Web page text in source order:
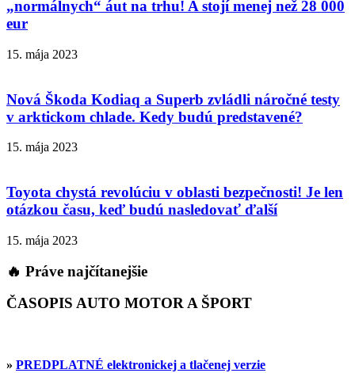
„normálnych“ áut na trhu! A stojí menej než 28 000
eur
15. mája 2023
Nová Škoda Kodiaq a Superb zvládli náročné testy
v arktickom chlade. Kedy budú predstavené?
15. mája 2023
Toyota chystá revolúciu v oblasti bezpečnosti! Je len
otázkou času, keď budú nasledovať ďalší
15. mája 2023
🔥 Práve najčítanejšie
ČASOPIS AUTO MOTOR A ŠPORT
» PREDPLATNÉ elektronickej a tlačenej verzie